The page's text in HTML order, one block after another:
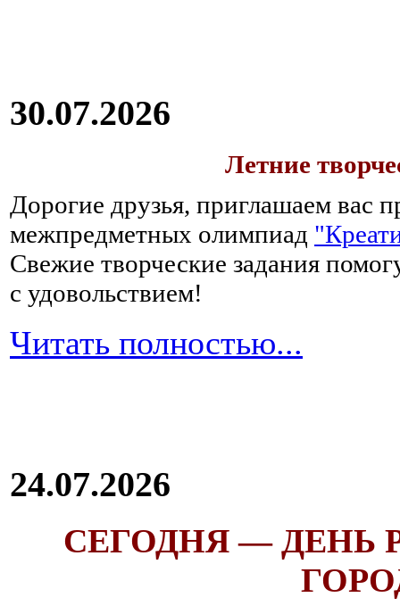
30.07.2026
Летние
Дорогие друзья, приглашаем вас
межпредметных олимпиад
Свежие творческие задания
с удовольствием!
Читать полностью...
24.07.2026
СЕГОДНЯ — ДЕНЬ